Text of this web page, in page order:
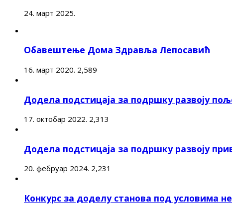
24. март 2025.
Обавештење Дома Здравља Лепосавић
16. март 2020. 2,589
Додела подстицаја за подршку развоју
17. октобар 2022. 2,313
Додела подстицаја за подршку развоју
20. фебруар 2024. 2,231
Конкурс за доделу станова под условима